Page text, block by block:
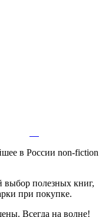
в России non-fiction
полезных книг,
при покупке.
Всегда на волне!